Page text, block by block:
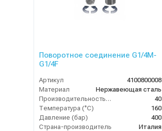
Поворотное соединение G1/4M-
G1/4F
Артикул
4100800008
Материал
Нержавеющая сталь
Производительность (л/мин)
40
Температура (°C)
160
Давление (бар)
400
Страна-производитель
Италия